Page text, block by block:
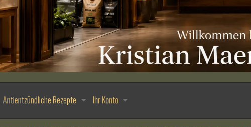
Antientzündliche Rezepte Ihr Konto